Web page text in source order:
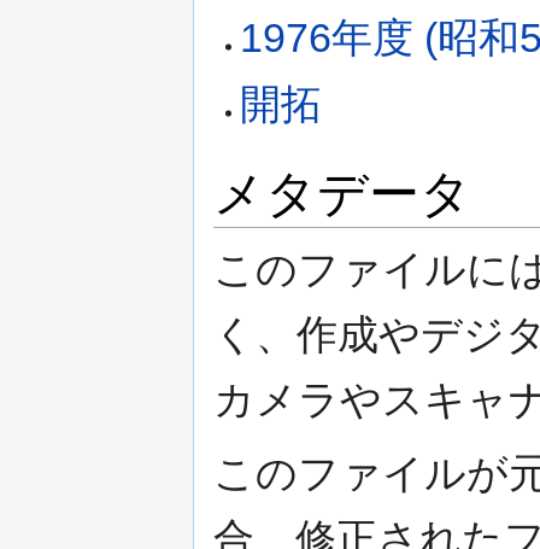
1976年度 (昭和
開拓
メタデータ
このファイルに
く、作成やデジ
カメラやスキャ
このファイルが
合、修正された